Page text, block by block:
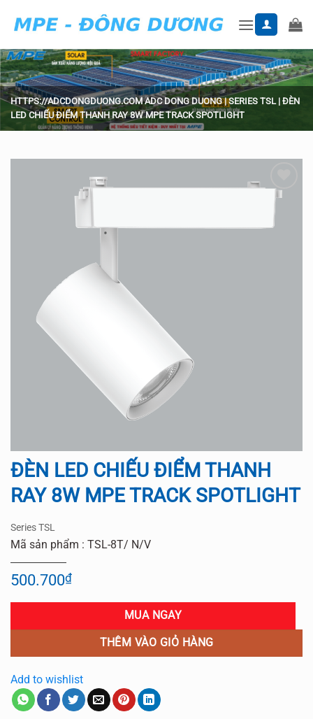
HTTPS://ADCDONGDUONG.COM ADC DONG DUONG|SERIES TSL| ĐÈN
LED CHIẾU ĐIỂM THANH RAY 8W MPE TRACK SPOTLIGHT
Add to
wishlist
ĐÈN LED CHIẾU ĐIỂM THANH
RAY 8W MPE TRACK SPOTLIGHT
Series TSL
Mã sản phẩm : TSL-8T/ N/V
500.700₫
MUA NGAY
THÊM VÀO GIỎ HÀNG
Add to wishlist